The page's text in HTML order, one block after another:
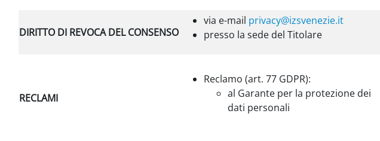
DIRITTO DI REVOCA DEL CONSENSO
via e-mail privacy@izsvenezie.it
presso la sede del Titolare
RECLAMI
Reclamo (art. 77 GDPR):
al Garante per la protezione dei
dati personali